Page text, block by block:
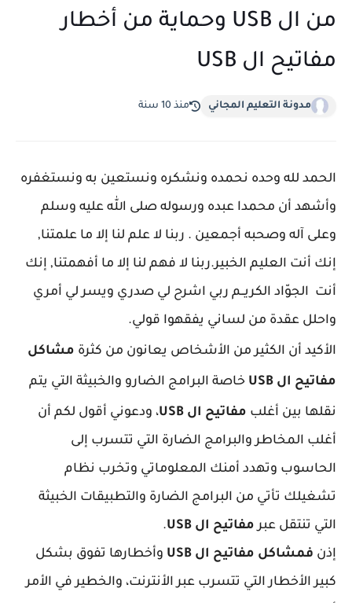
من ال USB وحماية من أخطار
مفاتيح ال USB
مدونة التعليم المجاني منذ 10 سنة
الحمد لله وحده نحمده ونشكره ونستعين به ونستغفره
وأشهد أن محمدا عبده ورسوله صلى الله عليه وسلم
وعلى آله وصحبه أجمعين . ربنا لا علم لنا إلا ما علمتنا,
إنك أنت العليم الخبير.ربنا لا فهم لنا إلا ما أفهمتنا, إنك
أنت الجوّاد الكريــم ربي اشرح لي صدري ويسر لي أمري
واحلل عقدة من لساني يفقهوا قولي.
الأكيد أن الكثير من الأشخاص يعانون من كثرة مشاكل
مفاتيح ال USB خاصة البرامج الضارو والخبيثة التي يتم
نقلها بين أغلب مفاتيح ال USB، ودعوني أقول لكم أن
أغلب المخاطر والبرامج الضارة التي تتسرب إلى
الحاسوب وتهدد أمنك المعلوماتي وتخرب نظام
تشغيلك تأتي من البرامج الضارة والتطبيقات الخبيثة
التي تنتقل عبرمفاتيح ال USB
.
إذن فمشاكل مفاتيح ال USB
وأخطارها تفوق بشكل
كبير الأخطار التي تتسرب عبر الأنترنت، والخطير في الأمر